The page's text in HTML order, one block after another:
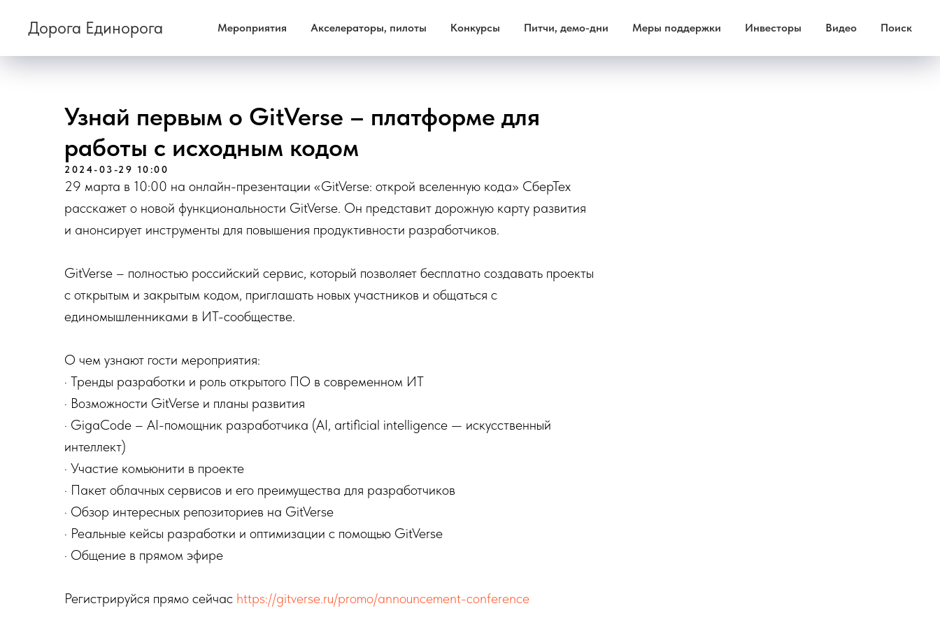
Дорога Единорога Мероприятия Акселераторы, пилоты Конкурсы Питчи, демо-дни Меры поддержки Инвесторы Видео Поиск
Узнай первым о GitVerse – платформе для
работы с исходным кодом
2024-03-29 10:00
29 марта в 10:00 на онлайн-презентации «GitVerse: открой вселенную кода» СберТех
расскажет о новой функциональности GitVerse. Он представит дорожную карту развития
и анонсирует инструменты для повышения продуктивности разработчиков.
GitVerse – полностью российский сервис, который позволяет бесплатно создавать проекты
с открытым и закрытым кодом, приглашать новых участников и общаться с
единомышленниками в ИТ-сообществе.
О чем узнают гости мероприятия:
· Тренды разработки и роль открытого ПО в современном ИТ
· Возможности GitVerse и планы развития
· GigaCode – AI-помощник разработчика (AI, artificial intelligence — искусственный
интеллект)
· Участие комьюнити в проекте
· Пакет облачных сервисов и его преимущества для разработчиков
· Обзор интересных репозиториев на GitVerse
· Реальные кейсы разработки и оптимизации с помощью GitVerse
· Общение в прямом эфире
Регистрируйся прямо сейчас https://gitverse.ru/promo/announcement-conference